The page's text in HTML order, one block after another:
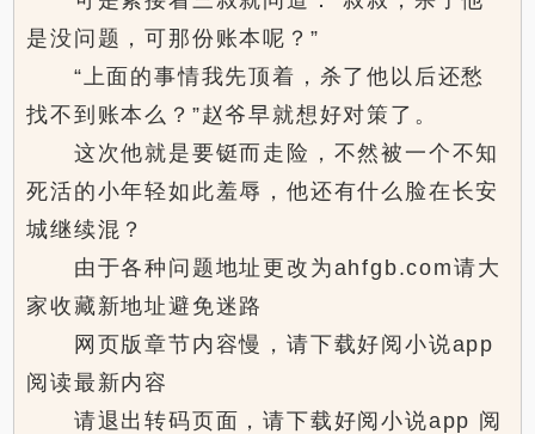
是没问题，可那份账本呢？”
“上面的事情我先顶着，杀了他以后还愁
找不到账本么？”赵爷早就想好对策了。
这次他就是要铤而走险，不然被一个不知
死活的小年轻如此羞辱，他还有什么脸在长安
城继续混？
由于各种问题地址更改为ahfgb.com请大
家收藏新地址避免迷路
网页版章节内容慢，请下载好阅小说app
阅读最新内容
请退出转码页面，请下载好阅小说app 阅